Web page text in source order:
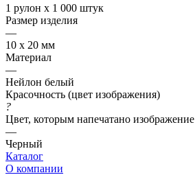
1 рулон х 1 000 штук
Размер изделия
—
10 х 20 мм
Материал
—
Нейлон белый
Красочность (цвет изображения)
?
Цвет, которым напечатано изображение
—
Черный
Каталог
О компании